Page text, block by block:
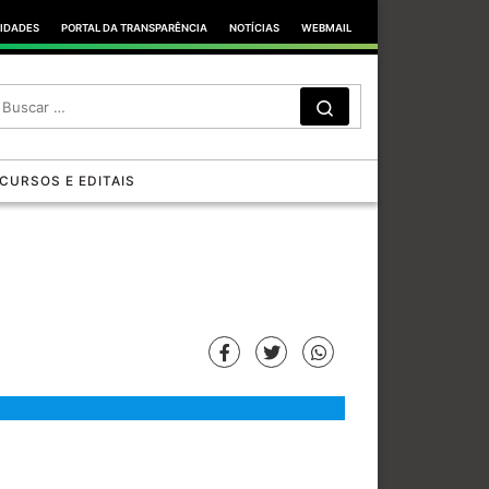
PORTAL DA TRANSPARÊNCIA NOTÍCIAS WEBMAIL
SEARCH
CURSOS E EDITAIS